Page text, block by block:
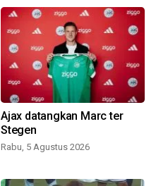
Ajax datangkan Marc ter
Stegen
Rabu, 5 Agustus 2026